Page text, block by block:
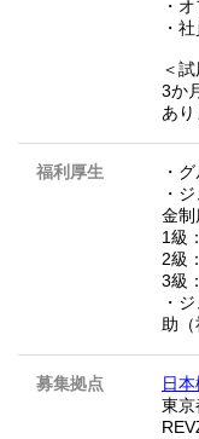
・
・
＜
3か
あり
福利厚生
・
・
金制
1級
2級
3級
・
助（
募集拠点
日
東京